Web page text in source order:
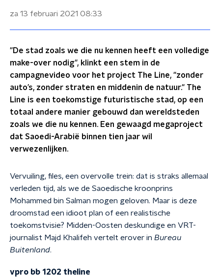
za 13 februari 2021 08:33
"De stad zoals we die nu kennen heeft een volledige
make-over nodig", klinkt een stem in de
campagnevideo voor het project The Line, "zonder
auto’s, zonder straten en middenin de natuur." The
Line is een toekomstige futuristische stad, op een
totaal andere manier gebouwd dan wereldsteden
zoals we die nu kennen. Een gewaagd megaproject
dat Saoedi-Arabië binnen tien jaar wil
verwezenlijken.
Vervuiling, files, een overvolle trein: dat is straks allemaal
verleden tijd, als we de Saoedische kroonprins
Mohammed bin Salman mogen geloven. Maar is deze
droomstad een idioot plan of een realistische
toekomstvisie? Midden-Oosten deskundige en VRT-
journalist Majd Khalifeh vertelt erover in Bureau
Buitenland.
vpro bb 1202 theline